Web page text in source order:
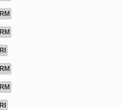
RM
RM
RI
RM
RM
RI